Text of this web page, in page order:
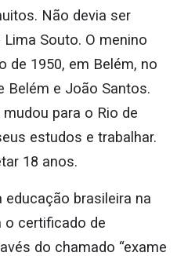
Não devia ser
Souto. O menino
de 1950, em Belém, no
Belém e João Santos.
para o Rio de
estudos e trabalhar.
18 anos.
educação brasileira na
o certificado de
do chamado “exame